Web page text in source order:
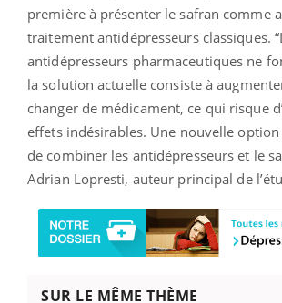
première à présenter le safran comme
traitement antidépresseurs classiques.
antidépresseurs pharmaceutiques ne
la solution actuelle consiste à
changer de médicament, ce qui risque
effets indésirables. Une nouvelle
de combiner les antidépresseurs et le
Adrian Lopresti, auteur principal de
SUR LE MÊME THÈME